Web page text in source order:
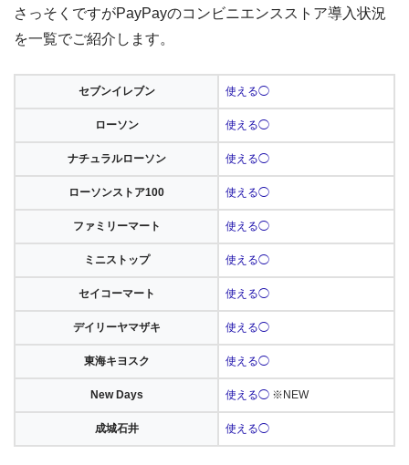
さっそくですがPayPayのコンビニエンスストア導入状況
を一覧でご紹介します。
セブンイレブン 使える◯
ローソン 使える◯
ナチュラルローソン 使える◯
ローソンストア100 使える◯
ファミリーマート 使える◯
ミニストップ 使える◯
セイコーマート 使える◯
デイリーヤマザキ 使える◯
東海キヨスク 使える◯
New Days 使える◯ ※NEW
成城石井 使える◯